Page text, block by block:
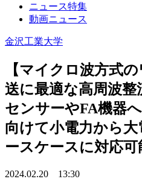
ニュース特集
動画ニュース
金沢工業大学
【マイクロ波方式
送に最適な高周波
センサーやFA機器
向けて小電力から
ースケースに対応
2024.02.20 13:30